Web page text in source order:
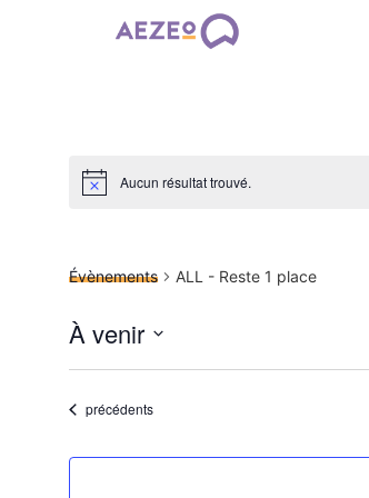
Aucun résultat trouvé.
Évènements ALL - Reste 1 place
À venir
une
Évènements
précédents